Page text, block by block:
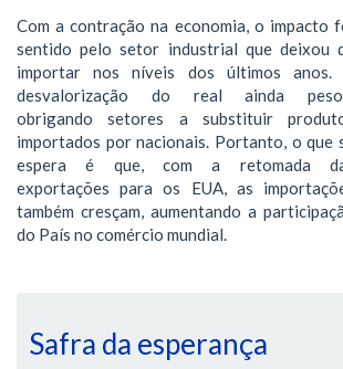
Com a contração na economia, o impacto
sentido pelo setor industrial que deixou
importar nos níveis dos últimos anos.
desvalorização do real ainda
obrigando setores a substituir
importados por nacionais. Portanto, o que
espera é que, com a retomada
exportações para os EUA, as
também cresçam, aumentando a
do País no comércio mundial.
Safra da esperança